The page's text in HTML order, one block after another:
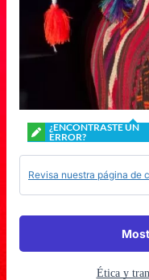
¿ENCONTRASTE UN
ERROR?
Revisa nuestra página de
Ética y